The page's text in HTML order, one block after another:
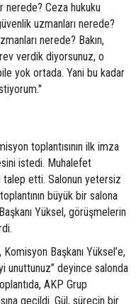
nerede? Ceza hukuku
uzmanları nerede?
nerede? Bakın,
verdik diyorsunuz, o
yok ortada. Yani bu kadar
toplantısının ilk imza
istedi. Muhalefet
talep etti. Salonun yetersiz
büyük bir salona
Yüksel, görüşmelerin
Başkanı Yüksel’e,
unuttunuz” deyince salonda
AKP Grup
geçildi. Gül, sürecin bir